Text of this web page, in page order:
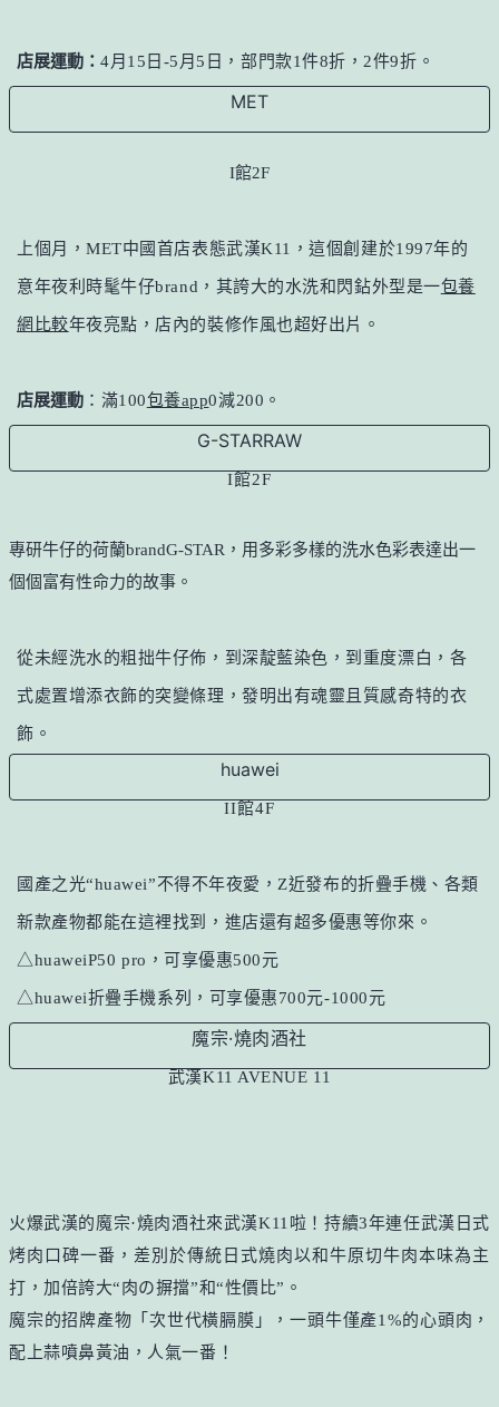
店展運動： 4月15日-5月5日，部門款1件8折，2件9折。
MET
I館2F
上個月，MET中國首店表態武漢K11，這個創建於1997年的
意年夜利時髦牛仔brand，其誇大的水洗和閃鉆外型是一包養
網比較年夜亮點，店內的裝修作風也超好出片。
店展運動 ：滿100包養app0減200。
G-STARRAW
I館2F
專研牛仔的荷蘭brandG-STAR，用多彩多樣的洗水色彩表達出一
個個富有性命力的故事。
從未經洗水的粗拙牛仔佈，到深靛藍染色，到重度漂白，各
式處置增添衣飾的突變條理，發明出有魂靈且質感奇特的衣
飾。
huawei
II館4F
國產之光“huawei”不得不年夜愛，Z近發布的折疊手機、各類
新款產物都能在這裡找到，進店還有超多優惠等你來。
△huaweiP50 pro，可享優惠500元
△huawei折疊手機系列，可享優惠700元-1000元
魔宗·燒肉酒社
武漢K11 AVENUE 11
火爆武漢的魔宗·燒肉酒社來武漢K11啦！持續3年連任武漢日式
烤肉口碑一番，差別於傳統日式燒肉以和牛原切牛肉本味為主
打，加倍誇大“肉の摒擋”和“性價比”。
魔宗的招牌產物「次世代橫膈膜」，一頭牛僅產1%的心頭肉，
配上蒜噴鼻黃油，人氣一番！